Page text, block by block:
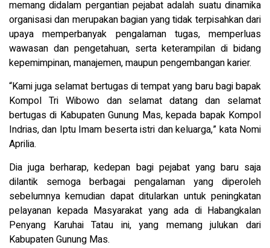
memang didalam pergantian pejabat adalah suatu dinamika
organisasi dan merupakan bagian yang tidak terpisahkan dari
upaya memperbanyak pengalaman tugas, memperluas
wawasan dan pengetahuan, serta keterampilan di bidang
kepemimpinan, manajemen, maupun pengembangan karier.
“Kami juga selamat bertugas di tempat yang baru bagi bapak
Kompol Tri Wibowo dan selamat datang dan selamat
bertugas di Kabupaten Gunung Mas, kepada bapak Kompol
Indrias, dan Iptu Imam beserta istri dan keluarga,” kata Nomi
Aprilia.
Dia juga berharap, kedepan bagi pejabat yang baru saja
dilantik semoga berbagai pengalaman yang diperoleh
sebelumnya kemudian dapat ditularkan untuk peningkatan
pelayanan kepada Masyarakat yang ada di Habangkalan
Penyang Karuhai Tatau ini, yang memang julukan dari
Kabupaten Gunung Mas.